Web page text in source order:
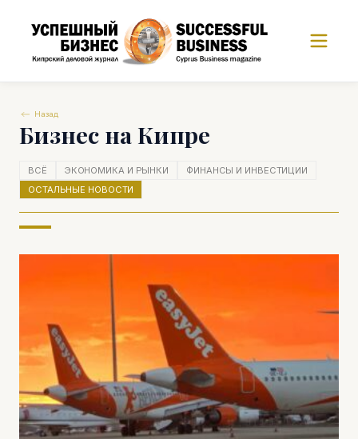
Назад
Бизнес на Кипре
ВСЁ ЭКОНОМИКА И РЫНКИ
ФИНАНСЫ И ИНВЕСТИЦИИ
ОСТАЛЬНЫЕ НОВОСТИ